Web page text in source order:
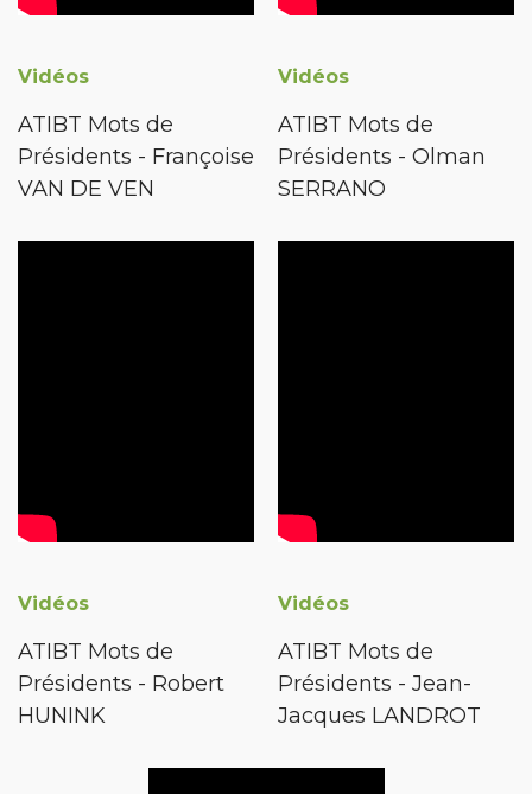
Vidéos
ATIBT Mots de
Présidents - Françoise
VAN DE VEN
Vidéos
ATIBT Mots de
Présidents - Olman
SERRANO
Vidéos
ATIBT Mots de
Présidents - Robert
HUNINK
Vidéos
ATIBT Mots de
Présidents - Jean-
Jacques LANDROT